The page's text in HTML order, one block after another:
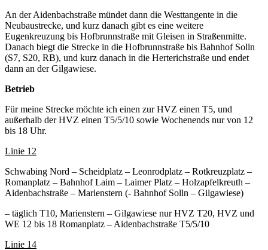
An der Aidenbachstraße mündet dann die Westtangente in die
Neubaustrecke, und kurz danach gibt es eine weitere
Eugenkreuzung bis Hofbrunnstraße mit Gleisen in Straßenmitte.
Danach biegt die Strecke in die Hofbrunnstraße bis Bahnhof Solln
(S7, S20, RB), und kurz danach in die Herterichstraße und endet
dann an der Gilgawiese.
Betrieb
Für meine Strecke möchte ich einen zur HVZ einen T5, und
außerhalb der HVZ einen T5/5/10 sowie Wochenends nur von 12
bis 18 Uhr.
Linie 12
Schwabing Nord – Scheidplatz – Leonrodplatz – Rotkreuzplatz –
Romanplatz – Bahnhof Laim – Laimer Platz – Holzapfelkreuth –
Aidenbachstraße – Marienstern (- Bahnhof Solln – Gilgawiese)
– täglich T10, Marienstern – Gilgawiese nur HVZ T20, HVZ und
WE 12 bis 18 Romanplatz – Aidenbachstraße T5/5/10
Linie 14